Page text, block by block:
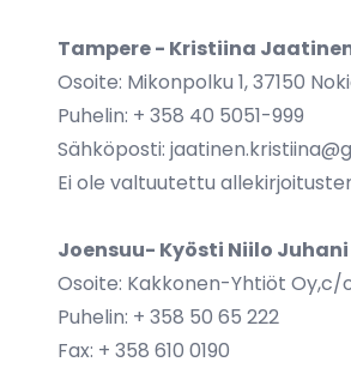
Tampere - Kristiina
Osoite: Mikonpolku 1, 37150
Puhelin: + 358 40 5051-999
Sähköposti:
Ei ole valtuutettu
Joensuu- Kyösti Niilo
Osoite: Kakkonen-Yhtiöt Oy,c/
Puhelin: + 358 50 65 222
Fax: + 358 610 0190